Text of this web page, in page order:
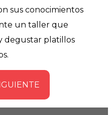
sus conocimientos
un taller que
degustar platillos